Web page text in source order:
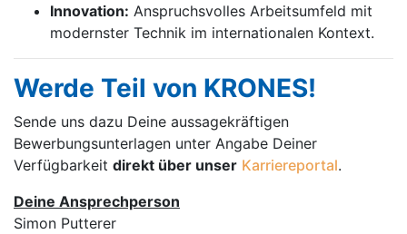
Innovation: Anspruchsvolles Arbeitsumfeld mit
modernster Technik im internationalen Kontext.
Werde Teil von KRONES!
Sende uns dazu Deine aussage­kräftigen
Bewerbungsunterlagen unter Angabe Deiner
Verfügbarkeit direkt über unser Karriereportal.
Deine Ansprechperson
Simon Putterer